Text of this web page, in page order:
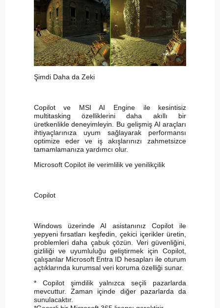
Şimdi Daha da Zeki
Copilot ve MSI AI Engine ile kesintisiz
multitasking özelliklerini daha akıllı bir
üretkenlikle deneyimleyin. Bu gelişmiş AI araçları
ihtiyaçlarınıza uyum sağlayarak performansı
optimize eder ve iş akışlarınızı zahmetsizce
tamamlamanıza yardımcı olur.
Microsoft Copilot ile verimlilik ve yenilikçilik
Copilot
Windows üzerinde AI asistanınız Copilot ile
yepyeni fırsatları keşfedin, çekici içerikler üretin,
problemleri daha çabuk çözün. Veri güvenliğini,
gizliliği ve uyumluluğu geliştirmek için Copilot,
çalışanlar Microsoft Entra ID hesapları ile oturum
açtıklarında kurumsal veri koruma özelliği sunar.
* Copilot şimdilik yalnızca seçili pazarlarda
mevcuttur. Zaman içinde diğer pazarlarda da
sunulacaktır.